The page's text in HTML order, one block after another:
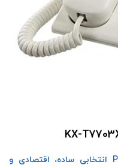
تلفن رومیزی Panasonic KX-T7703X انتخابی ساده، اقتصادی و